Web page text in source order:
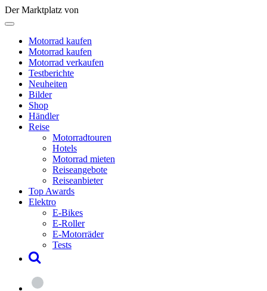
Der Marktplatz von
Motorrad kaufen
Motorrad kaufen
Motorrad verkaufen
Testberichte
Neuheiten
Bilder
Shop
Händler
Reise
Motorradtouren
Hotels
Motorrad mieten
Reiseangebote
Reiseanbieter
Top Awards
Elektro
E-Bikes
E-Roller
E-Motorräder
Tests